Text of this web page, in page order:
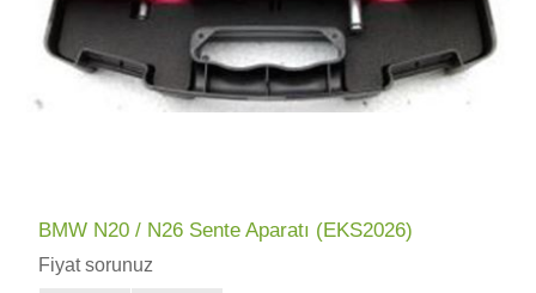
BMW N20 / N26 Sente Aparatı (EKS2026)
Fiyat sorunuz